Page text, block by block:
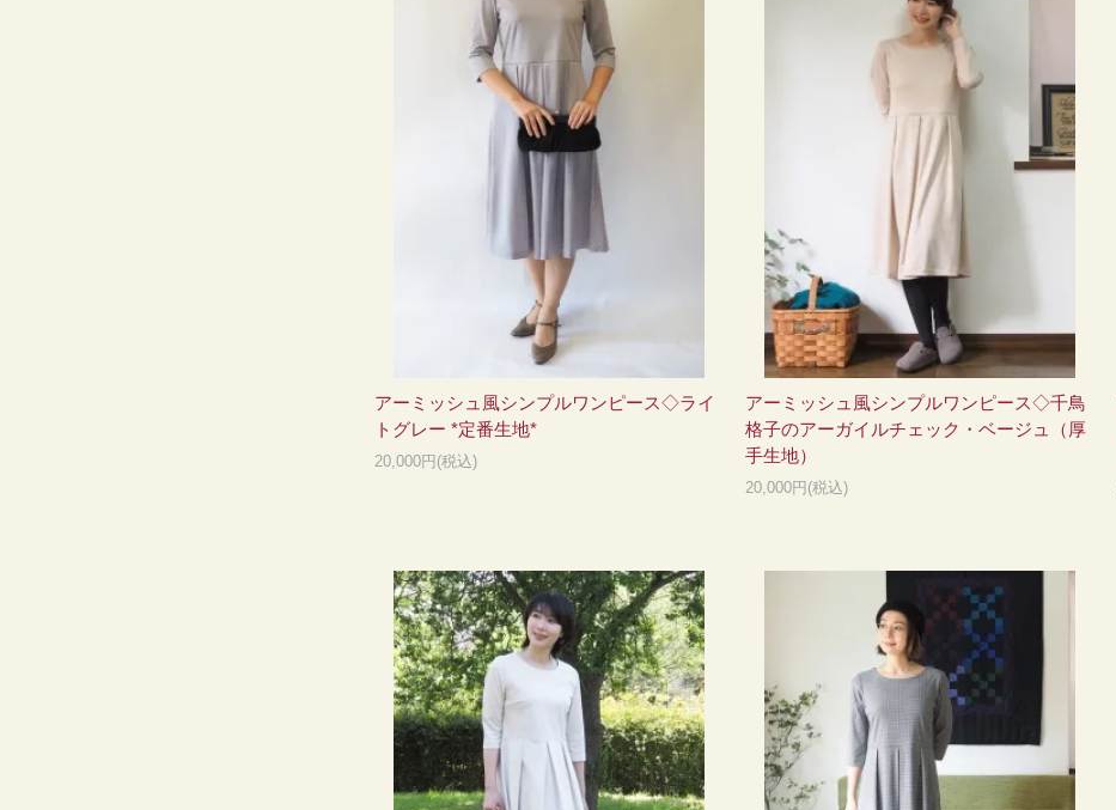
アーミッシュ風シンプルワンピース◇ライ
トグレー *定番生地*
20,000円(税込)
アーミッシュ風シンプルワンピース◇千鳥
格子のアーガイルチェック・ベージュ（厚
手生地）
20,000円(税込)